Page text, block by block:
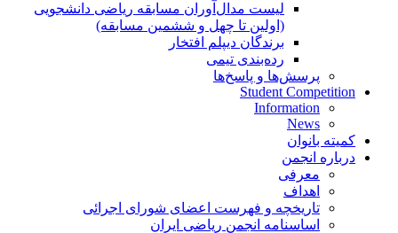
لیست مدال‌آوران مسابقه ریاضی دانشجویی
(اولین تا چهل‌ و ششمین مسابقه)
برندگان دیپلم افتخار
رده‌بندی تیمی
پرسش‌ها و پاسخ‌ها
Student Competition
Information
News
کمیته بانوان
درباره انجمن
معرفی
اهداف
تاریخچه و فهرست اعضای شورای اجرائی
اساسنامه انجمن ریاضی ایران